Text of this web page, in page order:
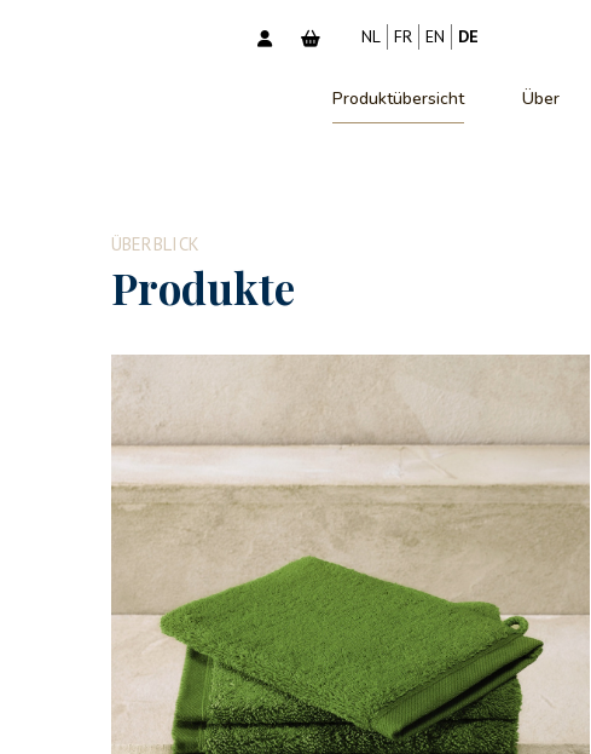
NL FR EN DE
Produktübersicht Über
ÜBERBLICK
Produkte